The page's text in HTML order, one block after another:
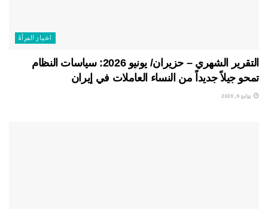
اخبار المرأة
التقرير الشهري – حزيران/ يونيو 2026: سياسات النظام
تمحو جيلاً جديداً من النساء العاملات في إيران
يوليو 6, 2026